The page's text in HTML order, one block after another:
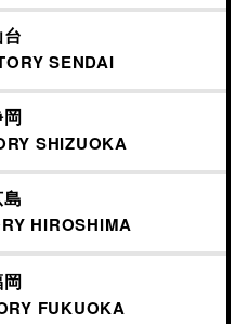
SENDAI
SHIZUOKA
島
HIROSHIMA
FUKUOKA